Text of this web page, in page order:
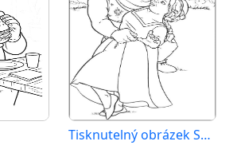
Tisknutelný obrázek Shreka